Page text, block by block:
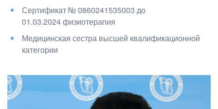
Сертификат №0860241535003 до
01.03.2024физиотерапия
Медицинская сестра высшей квалификационной
категории